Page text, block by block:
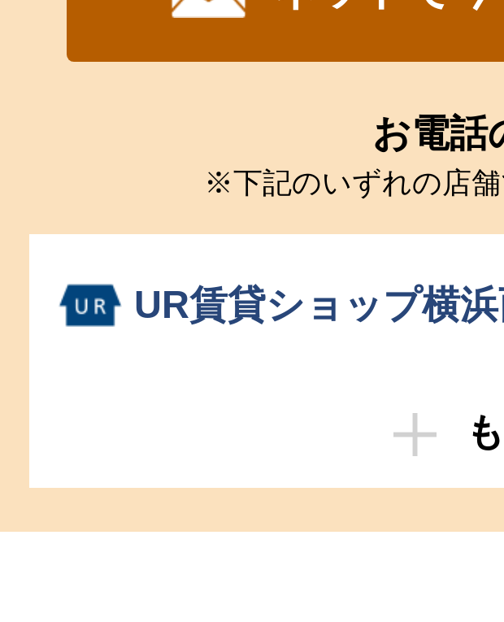
お電話
※下記のいずれの店舗
UR賃貸ショップ横浜